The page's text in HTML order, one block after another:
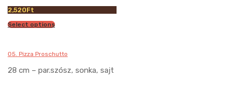
2,520Ft
Select options
05. Pizza Proschutto
28 cm – par.szósz, sonka, sajt